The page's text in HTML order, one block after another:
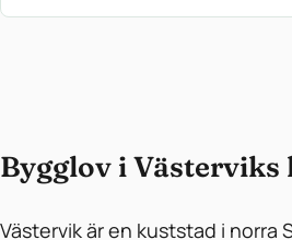
Bygglov i Västerviks
Västervik är en kuststad i norra